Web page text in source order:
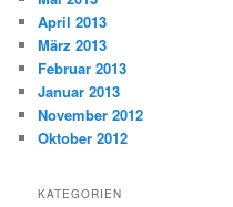
April 2013
März 2013
Februar 2013
Januar 2013
November 2012
Oktober 2012
KATEGORIEN